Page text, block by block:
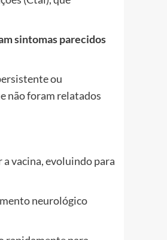
sintomas parecidos
ou
não foram relatados
a vacina, evoluindo para
neurológico